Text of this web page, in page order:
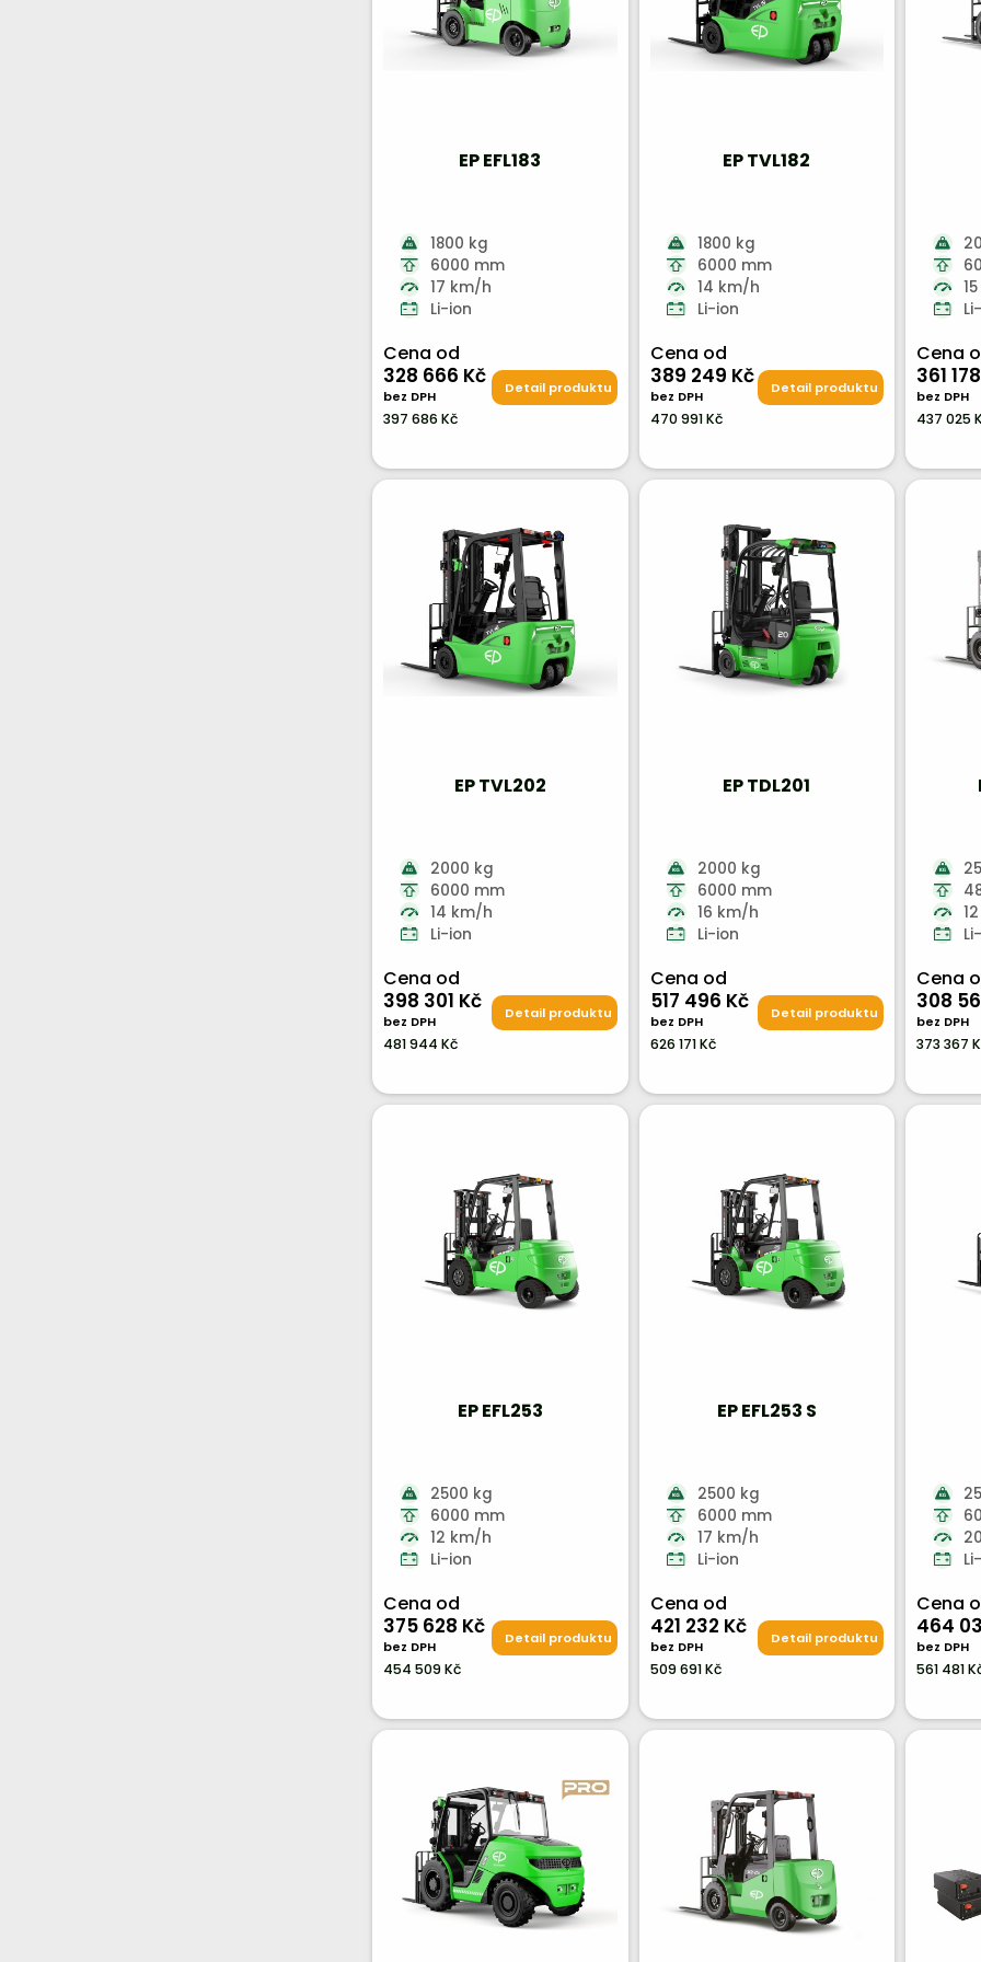
EP EFL183
1800 kg
6000 mm
17 km/h
Li-ion
Cena od
328 666 Kč
bez DPH
397 686 Kč
Detail produktu
EP TVL182
1800 kg
6000 mm
14 km/h
Li-ion
Cena od
389 249 Kč
bez DPH
470 991 Kč
Detail produktu
Cena
361
bez DPH
437 025
EP TVL202
2000 kg
6000 mm
14 km/h
Li-ion
Cena od
398 301 Kč
bez DPH
481 944 Kč
Detail produktu
EP TDL201
2000 kg
6000 mm
16 km/h
Li-ion
Cena od
517 496 Kč
bez DPH
626 171 Kč
Detail produktu
Cena
308
bez DPH
373 367
EP EFL253
2500 kg
6000 mm
12 km/h
Li-ion
Cena od
375 628 Kč
bez DPH
454 509 Kč
Detail produktu
EP EFL253 S
2500 kg
6000 mm
17 km/h
Li-ion
Cena od
421 232 Kč
bez DPH
509 691 Kč
Detail produktu
Cena
464
bez DPH
561 481